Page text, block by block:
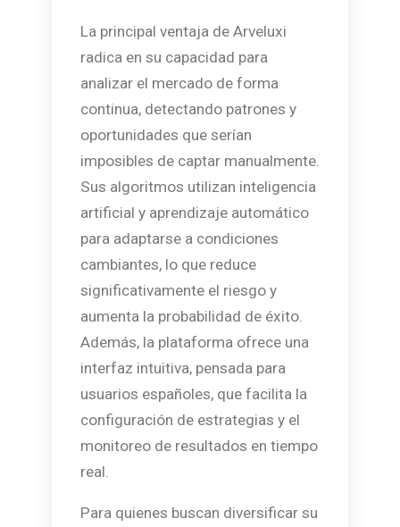
La principal ventaja de Arveluxi
radica en su capacidad para
analizar el mercado de forma
continua, detectando patrones y
oportunidades que serían
imposibles de captar manualmente.
Sus algoritmos utilizan inteligencia
artificial y aprendizaje automático
para adaptarse a condiciones
cambiantes, lo que reduce
significativamente el riesgo y
aumenta la probabilidad de éxito.
Además, la plataforma ofrece una
interfaz intuitiva, pensada para
usuarios españoles, que facilita la
configuración de estrategias y el
monitoreo de resultados en tiempo
real.
Para quienes buscan diversificar su